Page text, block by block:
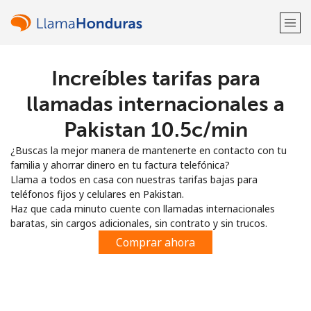
¡Bienvenido!
Regístrate con
o
Increíbles tarifas para
llamadas internacionales a
Pakistan ⁦10.5c⁩/min
¿Buscas la mejor manera de mantenerte en contacto con tu
familia y ahorrar dinero en tu factura telefónica?
Llama a todos en casa con nuestras tarifas bajas para
teléfonos fijos y celulares en Pakistan.
Haz que cada minuto cuente con llamadas internacionales
baratas, sin cargos adicionales, sin contrato y sin trucos.
Comprar ahora